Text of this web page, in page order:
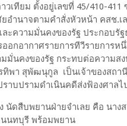
เทียม ตั้งอยู่เลขที่ 45/410-
อำนาจตามคำสั่งหัวหน้า คสช.เ
ละความมั่นคงของรัฐ ประกอบ
กอากาศรายการทีวีรายการหนึ่
มั่นคงของรัฐ กระทบต่อความส
พา สุพัฒนุกูล เป็นเจ้าของสถา
ราบปรามดำเนินคดีส่งฟ้องศาล
นัดสืบพยานฝ่ายจำเลย คือ นา
นนทบุรี พร้อมพยาน